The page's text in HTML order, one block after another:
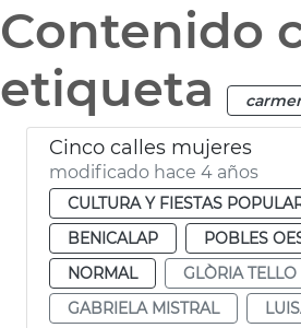
Contenido
etiqueta
Cinco calles mujeres
modificado hace 4 años
CULTURA Y FIESTAS
BENICALAP
POBLES
NORMAL
GLÒRIA TELLO
GABRIELA MISTRAL